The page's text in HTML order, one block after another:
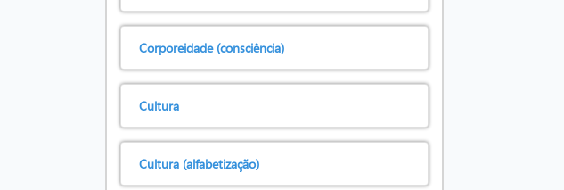
Corporeidade (consciência)
Cultura
Cultura (alfabetização)